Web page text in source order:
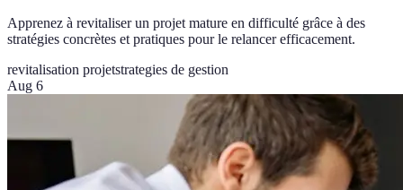
Apprenez à revitaliser un projet mature en difficulté grâce à des
stratégies concrètes et pratiques pour le relancer efficacement.
revitalisation projetstrategies de gestion
Aug 6